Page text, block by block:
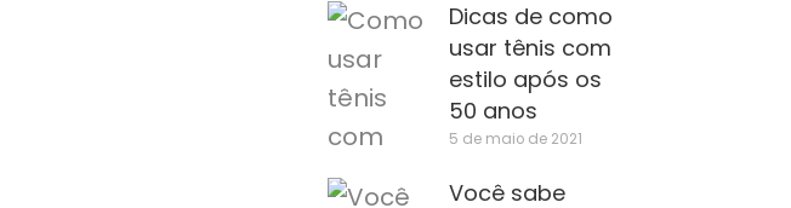
Dicas de como
usar tênis com
estilo após os
50 anos
5 de maio de 2021
Você sabe